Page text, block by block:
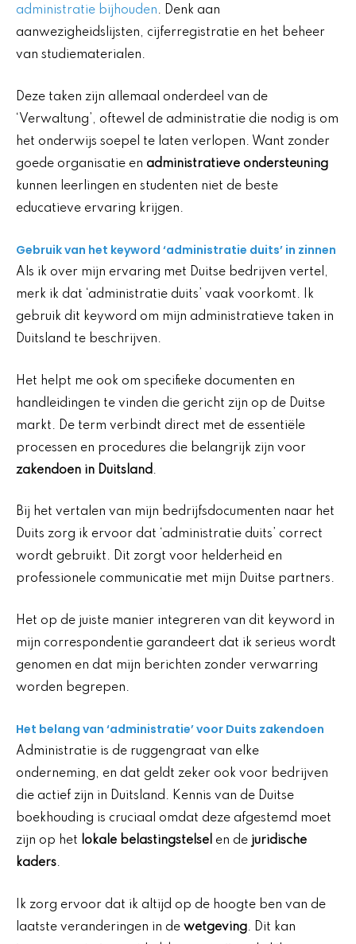
administratie bijhouden. Denk aan
aanwezigheidslijsten, cijferregistratie en het beheer
van studiematerialen.
Deze taken zijn allemaal onderdeel van de
‘Verwaltung’, oftewel de administratie die nodig is om
het onderwijs soepel te laten verlopen. Want zonder
goede organisatie en administratieve ondersteuning
kunnen leerlingen en studenten niet de beste
educatieve ervaring krijgen.
Gebruik van het keyword ‘administratie duits’ in zinnen
Als ik over mijn ervaring met Duitse bedrijven vertel,
merk ik dat ‘administratie duits’ vaak voorkomt. Ik
gebruik dit keyword om mijn administratieve taken in
Duitsland te beschrijven.
Het helpt me ook om specifieke documenten en
handleidingen te vinden die gericht zijn op de Duitse
markt. De term verbindt direct met de essentiële
processen en procedures die belangrijk zijn voor
zakendoen in Duitsland .
Bij het vertalen van mijn bedrijfsdocumenten naar het
Duits zorg ik ervoor dat ‘administratie duits’ correct
wordt gebruikt. Dit zorgt voor helderheid en
professionele communicatie met mijn Duitse partners.
Het op de juiste manier integreren van dit keyword in
mijn correspondentie garandeert dat ik serieus wordt
genomen en dat mijn berichten zonder verwarring
worden begrepen.
Het belang van ‘administratie’ voor Duits zakendoen
Administratie is de ruggengraat van elke
onderneming, en dat geldt zeker ook voor bedrijven
die actief zijn in Duitsland. Kennis van de Duitse
boekhouding is cruciaal omdat deze afgestemd moet
zijn op het lokale belastingstelsel en de juridische
kaders.
Ik zorg ervoor dat ik altijd op de hoogte ben van de
laatste veranderingen in de wetgeving. Dit kan